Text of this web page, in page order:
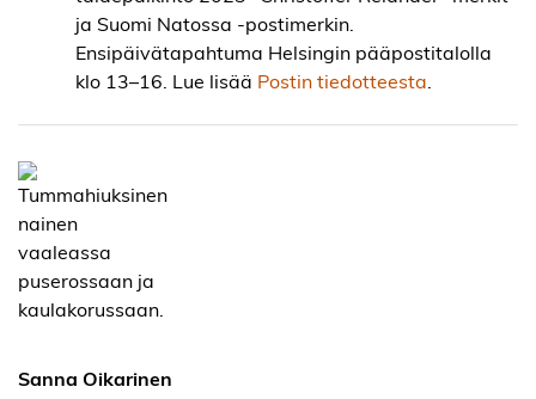
ja Suomi Natossa -postimerkin.
Ensipäivätapahtuma Helsingin pääpostitalolla
klo 13–16. Lue lisää Postin tiedotteesta
Sanna Oikarinen